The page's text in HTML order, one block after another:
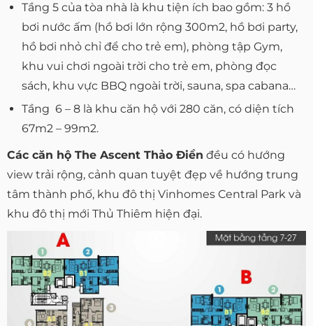
Tầng 5 của tòa nhà là khu tiện ích bao gồm: 3 hồ
bơi nước ấm (hồ bơi lớn rộng 300m2, hồ bơi party,
hồ bơi nhỏ chỉ để cho trẻ em), phòng tập Gym,
khu vui chơi ngoài trời cho trẻ em, phòng đọc
sách, khu vực BBQ ngoài trời, sauna, spa cabana…
Tầng 6 – 8 là khu căn hộ với 280 căn, có diện tích
67m2 – 99m2.
Các căn hộ The Ascent Thảo Điền đều có hướng
view trải rộng, cảnh quan tuyệt đẹp về hướng trung
tâm thành phố, khu đô thị Vinhomes Central Park và
khu đô thị mới Thủ Thiêm hiện đại.